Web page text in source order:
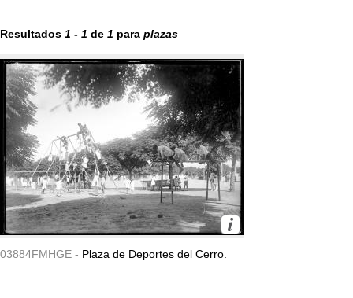
Resultados 1 - 1 de 1 para plazas
03884FMHGE - Plaza de Deportes del Cerro.